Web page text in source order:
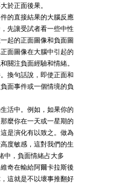
於正面後果。
的直接結果的大腦反應
先讓受試者看一些中性
起的正面圖像和負面圖
面圖像在大腦中引起的
關注負面經驗和情緒。
換句話說，即使正面和
面事件或一個情境的負
活中。例如，如果你的
麼你在一天或一星期的
是演化有以致之。做為
度敏感，這對我們的生
中，負面情緒占大多
奇在輸給阿爾卡拉斯後
這就是不以壞事推翻好